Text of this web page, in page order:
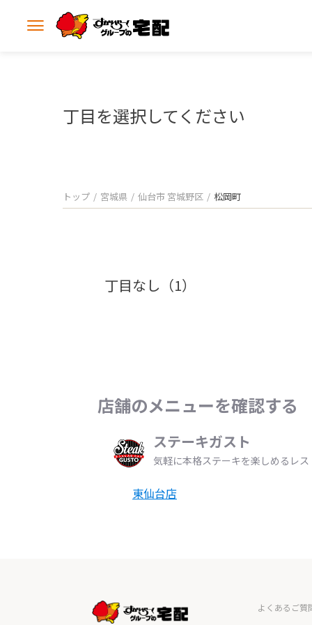
メ
丁目を選択してください
トップ 宮城県 仙台市 宮城野区 松岡町
丁目なし（1）
店舗のメニューを確認する
ステーキガスト
気軽に本格ステーキを楽しめるレス
東仙台店
よくあるご質